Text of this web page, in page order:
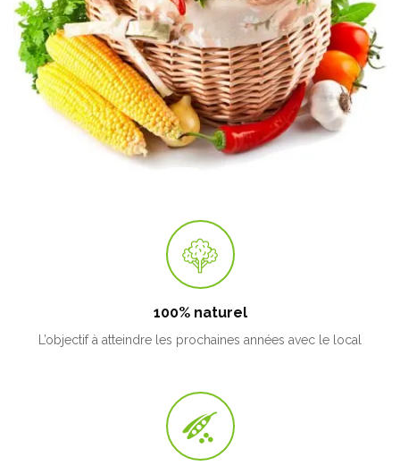
100% naturel
L’objectif à atteindre les prochaines années avec le local